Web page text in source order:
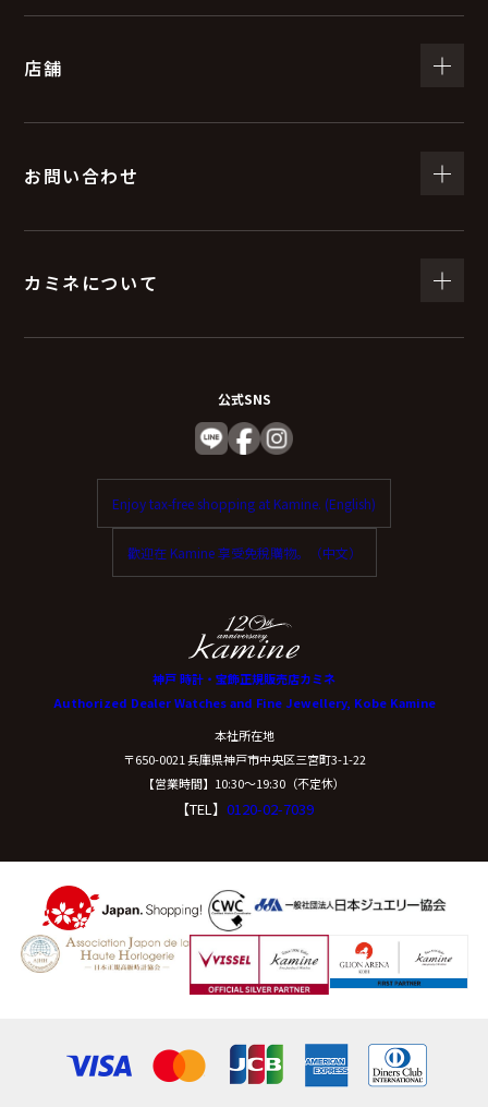
店舗
お問い合わせ
カミネについて
公式SNS
Enjoy tax-free shopping at Kamine. (English)
歡迎在 Kamine 享受免稅購物。（中文）
神戸 時計・宝飾正規販売店カミネ
Authorized Dealer Watches and Fine Jewellery, Kobe Kamine
本社所在地
〒650-0021 兵庫県神戸市中央区三宮町3-1-22
【営業時間】10:30〜19:30（不定休）
【TEL】 0120-02-7039